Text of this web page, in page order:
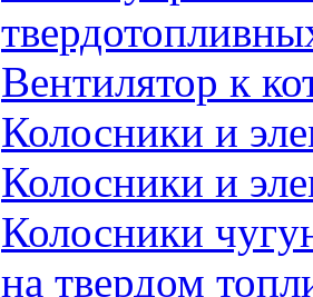
Вентилятор к
Колосники и
Колосники и
Колосники
на твердом